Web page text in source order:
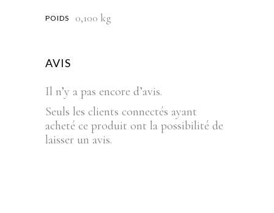
POIDS 0,100 kg
AVIS
Il n’y a pas encore d’avis.
Seuls les clients connectés ayant
acheté ce produit ont la possibilité de
laisser un avis.